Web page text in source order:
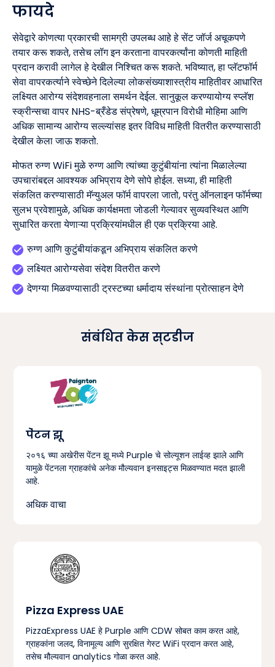
फायदे
सेवेद्वारे कोणत्या प्रकारची सामग्री उपलब्ध आहे हे सेंट जॉर्ज अचूकपणे
तयार करू शकते, तसेच लॉग इन करताना वापरकर्त्यांना कोणती माहिती
प्रदान करावी लागेल हे देखील निश्चित करू शकते. भविष्यात, हा प्लॅटफॉर्म
सेवा वापरकर्त्याने स्वेच्छेने दिलेल्या लोकसंख्याशास्त्रीय माहितीवर आधारित
लक्ष्यित आरोग्य संदेशवहनाला समर्थन देईल. सानुकूल करण्यायोग्य स्प्लॅश
स्क्रीन्सचा वापर NHS-ब्रँडेड संप्रेषणे, धूम्रपान विरोधी मोहिमा आणि
अधिक सामान्य आरोग्य सल्ल्यांसह इतर विविध माहिती वितरीत करण्यासाठी
देखील केला जाऊ शकतो.
मोफत रुग्ण WiFi मुळे रुग्ण आणि त्यांच्या कुटुंबीयांना त्यांना मिळालेल्या
उपचारांबद्दल आवश्यक अभिप्राय देणे सोपे होईल. सध्या, ही माहिती
संकलित करण्यासाठी मॅन्युअल फॉर्म वापरला जातो, परंतु ऑनलाइन फॉर्मच्या
सुलभ प्रवेशामुळे, अधिक कार्यक्षमता जोडली गेल्यावर सुव्यवस्थित आणि
सुधारित करता येणाऱ्या प्रक्रियांमधील ही एक प्रक्रिया आहे.
रुग्ण आणि कुटुंबीयांकडून अभिप्राय संकलित करणे
लक्ष्यित आरोग्यसेवा संदेश वितरीत करणे
देणग्या मिळवण्यासाठी ट्रस्टच्या धर्मादाय संस्थांना प्रोत्साहन देणे
संबंधित केस स्टडीज
पेंटन झू
२०१६ च्या अखेरीस पेंटन झू मध्ये Purple चे सोल्यूशन लाईव्ह झाले आणि
यामुळे पेंटनला ग्राहकांचे अनेक मौल्यवान इनसाइट्स मिळवण्यात मदत झाली
आहे.
अधिक वाचा
Pizza Express UAE
PizzaExpress UAE हे Purple आणि CDW सोबत काम करत आहे,
ग्राहकांना जलद, विनामूल्य आणि सुरक्षित गेस्ट WiFi प्रदान करत आहे,
तसेच मौल्यवान analytics गोळा करत आहे.